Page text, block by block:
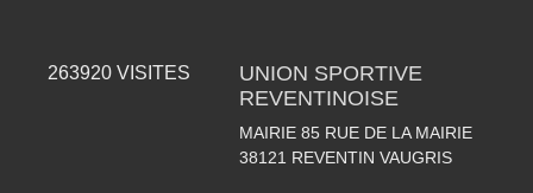
263920 VISITES
UNION SPORTIVE
REVENTINOISE
MAIRIE 85 RUE DE LA MAIRIE
38121 REVENTIN VAUGRIS